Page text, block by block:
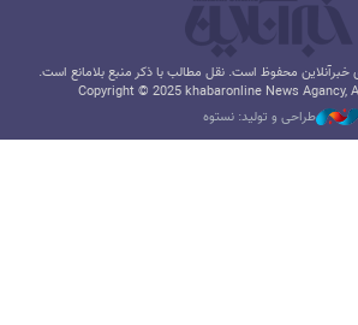
محفوظ است. نقل مطالب با ذکر منبع بلامانع است.
Copyright © 2025 khabaronline News Agancy,
طراحی و تولید: نستوه